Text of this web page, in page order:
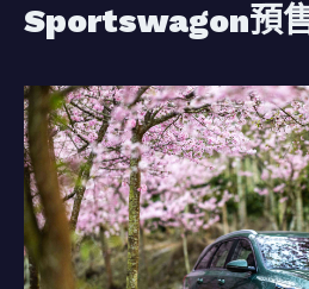
Sportswagon預